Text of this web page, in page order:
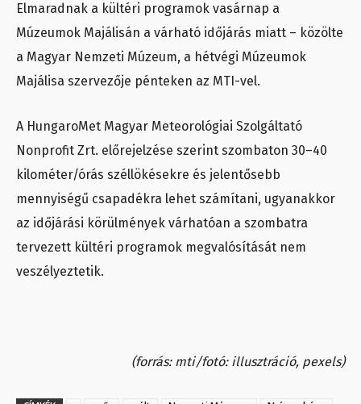
Elmaradnak a kültéri programok vasárnap a
Múzeumok Majálisán a várható időjárás miatt – közölte
a Magyar Nemzeti Múzeum, a hétvégi Múzeumok
Majálisa szervezője pénteken az MTI-vel.
A HungaroMet Magyar Meteorológiai Szolgáltató
Nonprofit Zrt. előrejelzése szerint szombaton 30–40
kilométer/órás széllökésekre és jelentősebb
mennyiségű csapadékra lehet számítani, ugyanakkor
az időjárási körülmények várhatóan a szombatra
tervezett kültéri programok megvalósítását nem
veszélyeztetik.
(forrás: mti/fotó: illusztráció, pexels)